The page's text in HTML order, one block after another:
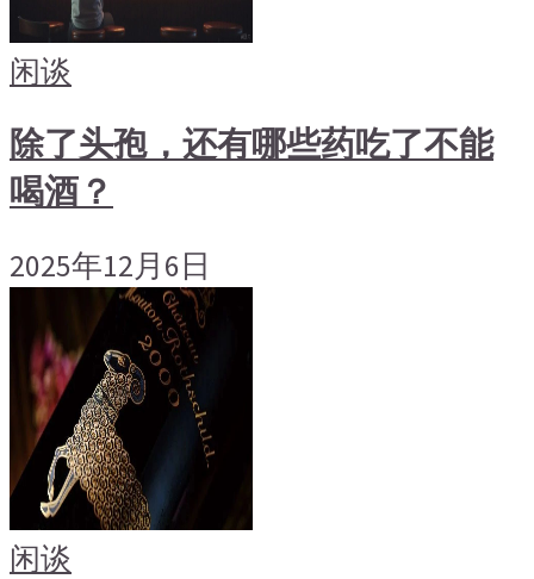
闲谈
除了头孢，还有哪些药吃了不能
喝酒？
2025年12月6日
闲谈